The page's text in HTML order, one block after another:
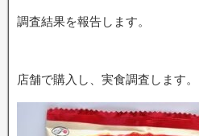
調査結果を報告します。
店舗で購入し、実食調査します。